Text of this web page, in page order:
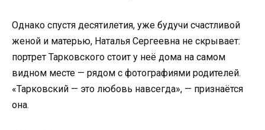
Однако спустя десятилетия, уже будучи счастливой
женой и матерью, Наталья Сергеевна не скрывает:
портрет Тарковского стоит у неё дома на самом
видном месте — рядом с фотографиями родителей.
«Тарковский — это любовь навсегда», — признаётся
она.